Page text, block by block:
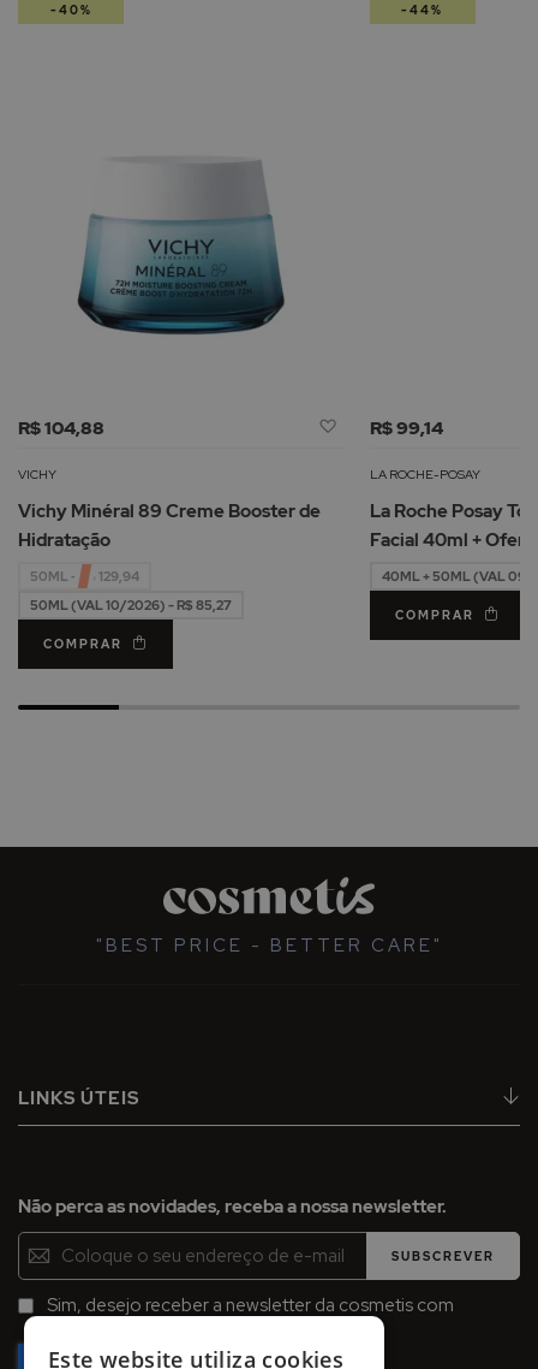
R$ 104,88
Adicionar
Lista
Desejos
VICHY
Vichy Minéral 89 Creme Booster de
Hidratação
50ML - R$ 129,94
50ML (VAL 10/2026) - R$ 85,27
COMPRAR
-40%
R$ 99,14
LA ROCHE-POSAY
La Roche Posay
Facial 40ml + Oferta Água Micelar
50ml
40ML + 50ML (VAL 09/
COMPRAR
-44%
"BEST PRICE - BETTER CARE"
LINKS ÚTEIS
Não perca as novidades, receba a nossa newsletter.
Inscreva-
se
na
Newsletter:
SUBSCREVER
Sim, desejo receber a newsletter da cosmetis com
Este website utiliza cookies